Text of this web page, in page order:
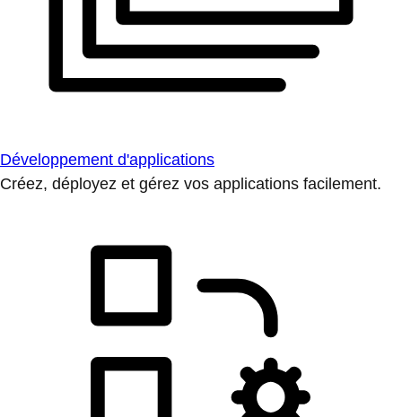
Développement d'applications
Créez, déployez et gérez vos applications facilement.